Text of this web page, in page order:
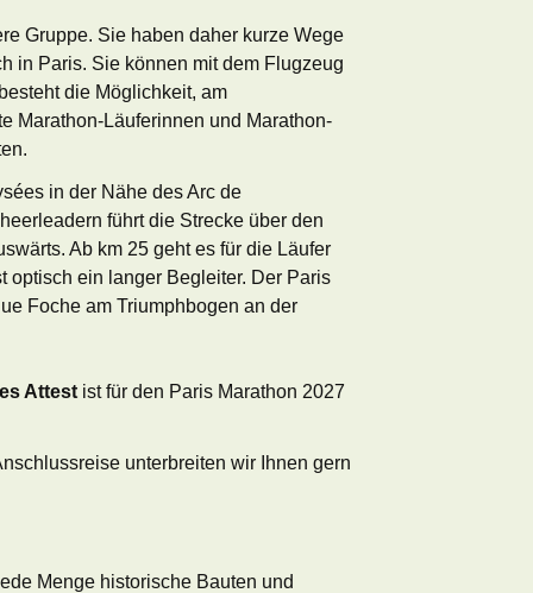
Gruppe. Sie haben daher kurze Wege
in Paris. Sie können mit dem Flugzeug
die Möglichkeit, am
Marathon-Läuferinnen und Marathon-
in der Nähe des Arc de
führt die Strecke über den
Ab km 25 geht es für die Läufer
optisch ein langer Begleiter. Der Paris
Foche am Triumphbogen an der
Attestist für den Paris Marathon 2027
unterbreiten wir Ihnen gern
Menge historische Bauten und